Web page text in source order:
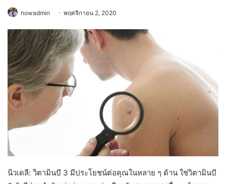
nowadmin พฤศจิกายน 2, 2020
นิวเดลี: วิตามินบี 3 มีประโยชน์ต่อคุณในหลาย ๆ ด้าน ใช่วิตามินบี